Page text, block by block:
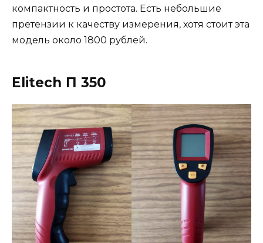
компактность и простота. Есть небольшие
претензии к качеству измерения, хотя стоит эта
модель около 1800 рублей.
Elitech П 350